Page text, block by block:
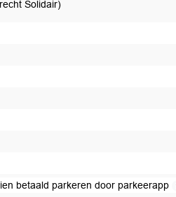
Solidair)
betaald parkeren door parkeerapp